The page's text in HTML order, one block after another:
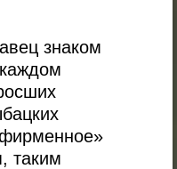
знаком
таким